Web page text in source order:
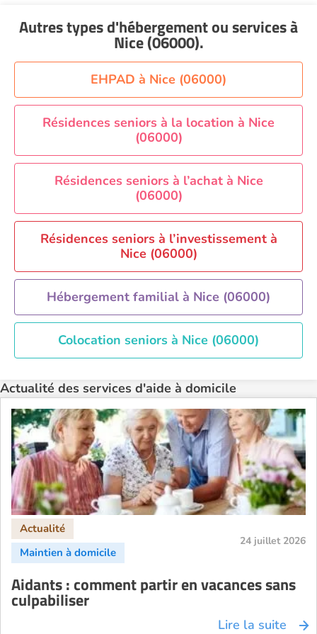
Aide à domicile Nice
Aide à domicile Orléans
Aide à domicile Paris
Aide à domicile Perpignan
Aide à domicile Rennes
Aide à domicile Saint-Etienne
Aide à domicile Toulouse
Recherche par ville
Autres types d'hébergement ou servicesà
Nice (06000).
EHPAD à Nice (06000)
Résidences seniors à la location à Nice
(06000)
Résidences seniors à l’achat à Nice
(06000)
Résidences seniors à l’investissement à
Nice (06000)
Hébergement familial à Nice (06000)
Colocation seniors à Nice (06000)
Actualité des services d'aide à domicile
24 juillet 2026
Aidants : comment partir en vacances sans
culpabiliser
Lire la suite